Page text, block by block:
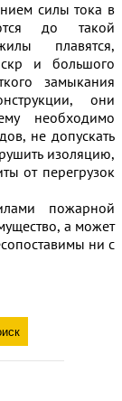
силы тока в
до такой
плавятся,
и большого
замыкания
они
необходимо
не допускать
изоляцию,
от перегрузок
пожарной
а может
ни с